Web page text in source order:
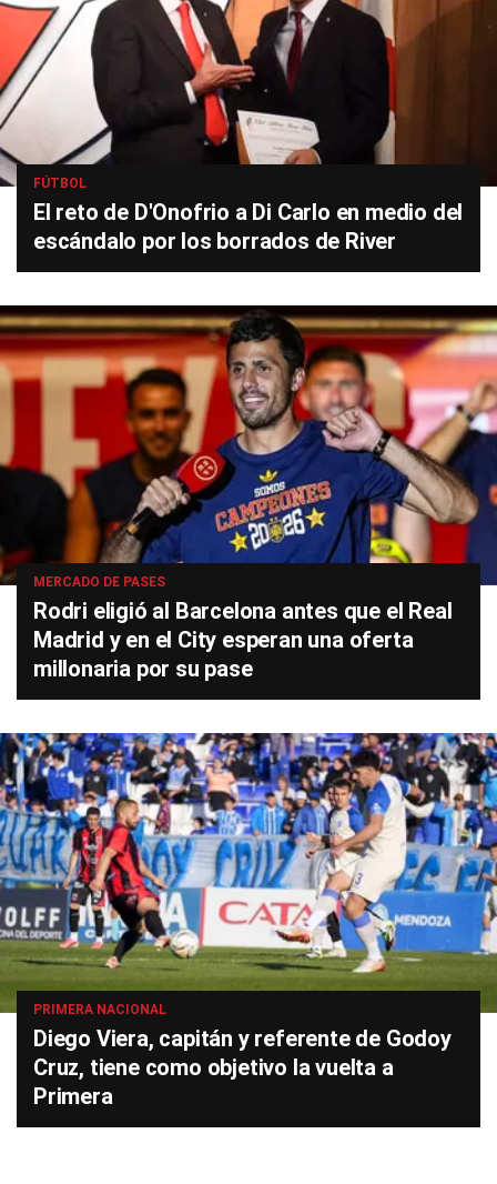
FÚTBOL
El reto de D'Onofrio a Di Carlo en medio del
escándalo por los borrados de River
MERCADO DE PASES
Rodri eligió al Barcelona antes que el Real
Madrid y en el City esperan una oferta
millonaria por su pase
PRIMERA NACIONAL
Diego Viera, capitán y referente de Godoy
Cruz, tiene como objetivo la vuelta a
Primera